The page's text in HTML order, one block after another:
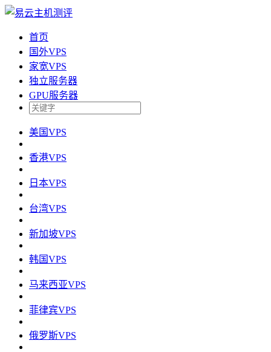
首页
国外VPS
家宽VPS
独立服务器
GPU服务器
美国VPS
香港VPS
日本VPS
台湾VPS
新加坡VPS
韩国VPS
马来西亚VPS
菲律宾VPS
俄罗斯VPS